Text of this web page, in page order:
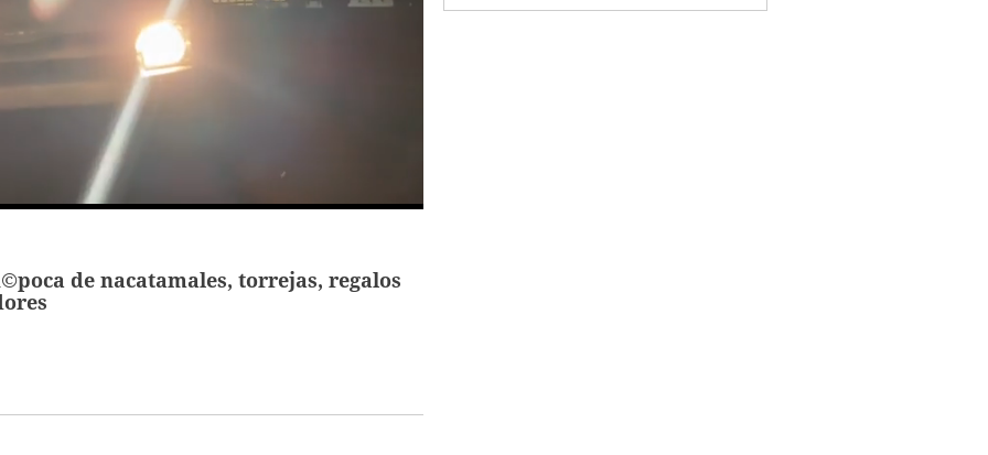
de nacatamales, torrejas, regalos